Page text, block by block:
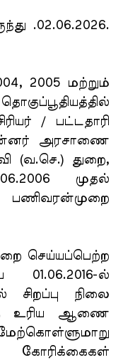
.02.06.2026.
2005 மற்றும்
/ பட்டதாரி
அரசாணை
(வ.செ.) துறை,
முதல்
செய்யப்பெற்ற
01.06.2016-ல்
சிறப்பு நிலை
உரிய ஆணை
கோரிக்கைகள்